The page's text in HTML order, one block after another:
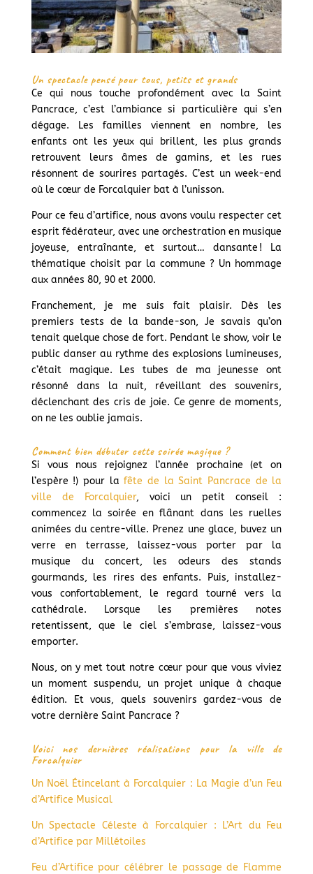
Un spectacle pensé pour tous, petits et grands
Ce qui nous touche profondément avec la Saint
Pancrace, c’est l’ambiance si particulière qui s’en
dégage. Les familles viennent en nombre, les
enfants ont les yeux qui brillent, les plus grands
retrouvent leurs âmes de gamins, et les rues
résonnent de sourires partagés. C’est un week-end
où le cœur de Forcalquier bat à l’unisson.
Pour ce feu d’artifice, nous avons voulu respecter cet
esprit fédérateur, avec une orchestration en musique
joyeuse, entraînante, et surtout… dansante ! La
thématique choisit par la commune ? Un hommage
aux années 80, 90 et 2000.
Franchement, je me suis fait plaisir. Dès les
premiers tests de la bande-son, Je savais qu’on
tenait quelque chose de fort. Pendant le show, voir le
public danser au rythme des explosions lumineuses,
c’était magique. Les tubes de ma jeunesse ont
résonné dans la nuit, réveillant des souvenirs,
déclenchant des cris de joie. Ce genre de moments,
on ne les oublie jamais.
Comment bien débuter cette soirée magique ?
Si vous nous rejoignez l’année prochaine (et on
l’espère !) pour lafête de la Saint Pancrace de la
ville de Forcalquier, voici un petit conseil :
commencez la soirée en flânant dans les ruelles
animées du centre-ville. Prenez une glace, buvez un
verre en terrasse, laissez-vous porter par la
musique du concert, les odeurs des stands
gourmands, les rires des enfants. Puis, installez-
vous confortablement, le regard tourné vers la
cathédrale. Lorsque les premières notes
retentissent, que le ciel s’embrase, laissez-vous
emporter.
Nous, on y met tout notre cœur pour que vous viviez
un moment suspendu, un projet unique à chaque
édition. Et vous, quels souvenirs gardez-vous de
votre dernière Saint Pancrace ?
Voici nos dernières réalisations pour la ville de
Forcalquier
Un Noël Étincelant à Forcalquier : La Magie d’un Feu
d’Artifice Musical
Un Spectacle Céleste à Forcalquier : L’Art du Feu
d’Artifice par Millétoiles
Feu d’Artifice pour célébrer le passage de Flamme